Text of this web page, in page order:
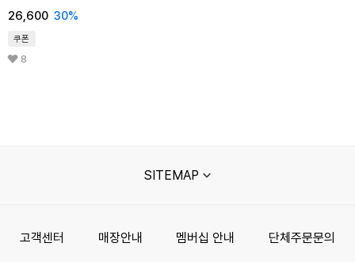
26,600 30%
쿠폰
8
SITEMAP
고객센터 매장안내 멤버십 안내 단체주문문의